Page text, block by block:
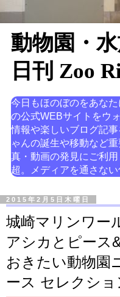
動物園・
日刊 Zoo
今日もほのぼのをあな
の公式WEBサイトをウ
情報や楽しいブログ記
ゃんの誕生や移動など
真・動画の発見にご利
超。メディアを通さない
2015年2月5日木曜日
城崎マリンワー
アシカとピース
おきたい動物園
ース セレクショ